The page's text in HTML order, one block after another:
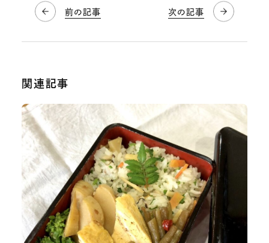
前の記事 次の記事
関連記事